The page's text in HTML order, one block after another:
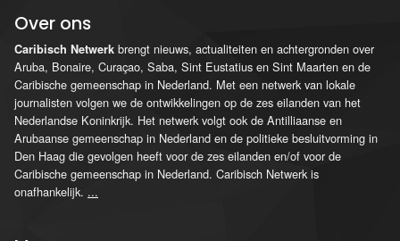
Over ons
Caribisch Netwerk brengt nieuws, actualiteiten en achtergronden over
Aruba, Bonaire, Curaçao, Saba, Sint Eustatius en Sint Maarten en de
Caribische gemeenschap in Nederland. Met een netwerk van lokale
journalisten volgen we de ontwikkelingen op de zes eilanden van het
Nederlandse Koninkrijk. Het netwerk volgt ook de Antilliaanse en
Arubaanse gemeenschap in Nederland en de politieke besluitvorming in
Den Haag die gevolgen heeft voor de zes eilanden en/of voor de
Caribische gemeenschap in Nederland. Caribisch Netwerk is
onafhankelijk. ...